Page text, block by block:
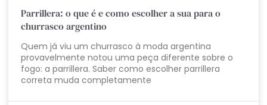
Parrillera: o que é e como escolher a sua para o
churrasco argentino
Quem já viu um churrasco à moda argentina
provavelmente notou uma peça diferente sobre o
fogo: a parrillera. Saber como escolher parrillera
correta muda completamente